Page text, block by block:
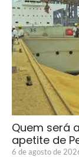
Quem será
apetite de
6 de agosto de